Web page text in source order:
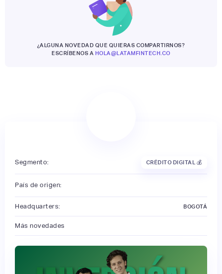
¿ALGUNA NOVEDAD QUE QUIERAS COMPARTIRNOS?
ESCRÍBENOS A HOLA@LATAMFINTECH.CO
Segmento: CRÉDITO DIGITAL 💰
País de origen:
Headquarters: BOGOTÁ
Más novedades